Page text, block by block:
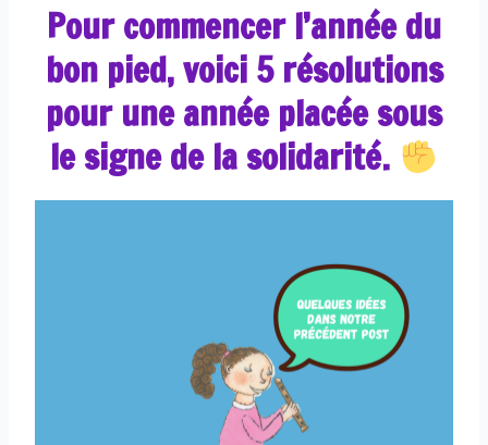
Pour commencer l’année du
bon pied, voici 5 résolutions
pour une année placée sous
le signe de la solidarité.